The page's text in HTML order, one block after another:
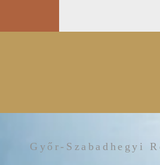
Győr-Szabadhegyi